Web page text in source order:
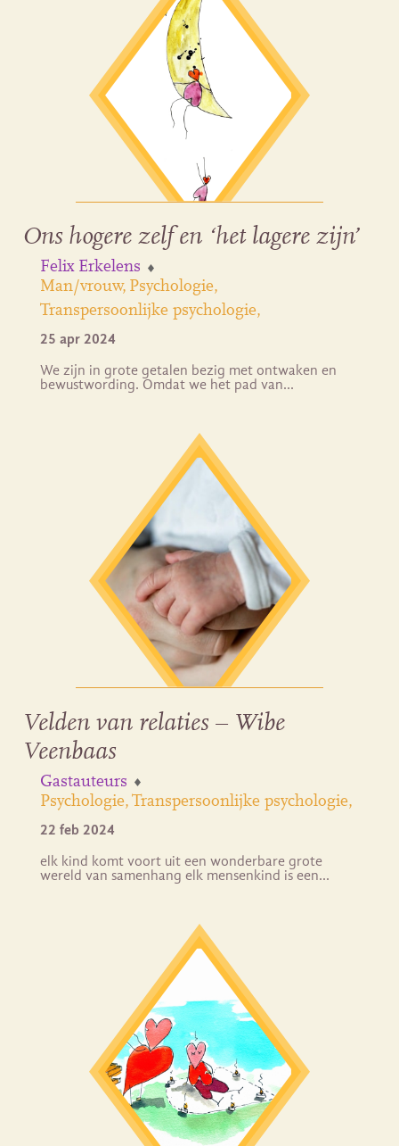
Ons hogere zelf en ‘het lagere zijn’
Felix Erkelens
Man/vrouw Psychologie
Transpersoonlijke psychologie
25 apr 2024
We zijn in grote getalen bezig met ontwaken en
bewustwording. Omdat we het pad van…
Velden van relaties – Wibe
Veenbaas
Gastauteurs
Psychologie Transpersoonlijke psychologie
22 feb 2024
elk kind komt voort uit een wonderbare grote
wereld van samenhang elk mensenkind is een…